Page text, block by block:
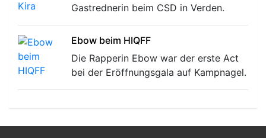
Gastrednerin beim CSD in Verden.
Ebow beim HIQFF
Die Rapperin Ebow war der erste Act
bei der Eröffnungsgala auf Kampnagel.